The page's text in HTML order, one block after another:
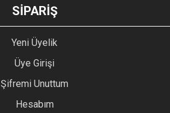
GÖNDER
SİPARİŞ
Yeni Üyelik
Üye Girişi
Şifremi Unuttum
Hesabım